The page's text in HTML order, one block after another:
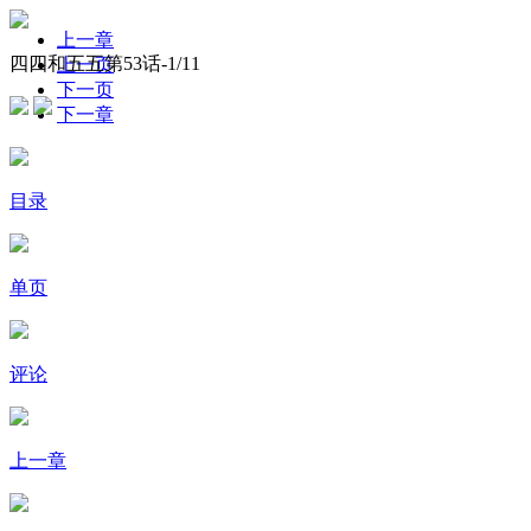
四四和五五第53话-1/11
上一章
上一页
下一页
下一章
目录
单页
评论
上一章